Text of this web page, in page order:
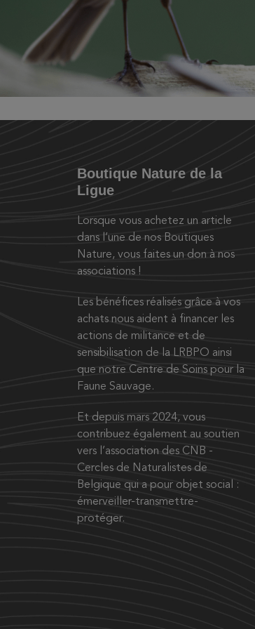
Boutique Nature de la
Ligue
Lorsque vous achetez un article
dans l’une de nos Boutiques
Nature, vous faites un don à nos
associations !
Les bénéfices réalisés grâce à vos
achats nous aident à financer les
actions de militance et de
sensibilisation de la LRBPO ainsi
que notre Centre de Soins pour la
Faune Sauvage.
Et depuis mars 2024, vous
contribuez également au soutien
vers l’association des CNB -
Cercles de Naturalistes de
Belgique qui a pour objet social :
émerveiller-transmettre-
protéger.